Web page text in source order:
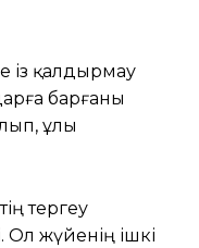
із қалдырмау
барғаны
ұлы
тергеу
Ол жүйенің ішкі